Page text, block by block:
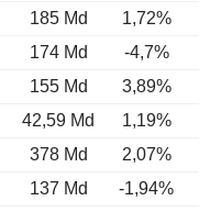
185 Md 1,72%
174 Md
-4,7%
155 Md
3,89%
42,59 Md 1,19%
378 Md 2,07%
137 Md
-1,94%